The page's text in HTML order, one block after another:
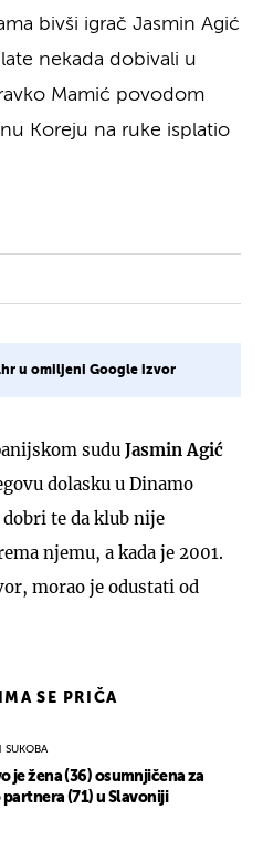
bivši igrač Jasmin Agić
nekada dobivali u
Mamić povodom
Koreju na ruke isplatio
u omiljeni Google izvor
sudu Jasmin Agić
dolasku u Dinamo
te da klub nije
njemu, a kada je 2001.
morao je odustati od
SE PRIČA
SUKOBA
je žena (36) osumnjičena za
(71) u Slavoniji